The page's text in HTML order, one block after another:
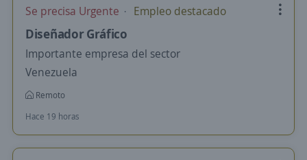
Se precisa Urgente Empleo destacado
Diseñador Gráfico
Importante empresa del sector
Venezuela
Remoto
Hace 19 horas